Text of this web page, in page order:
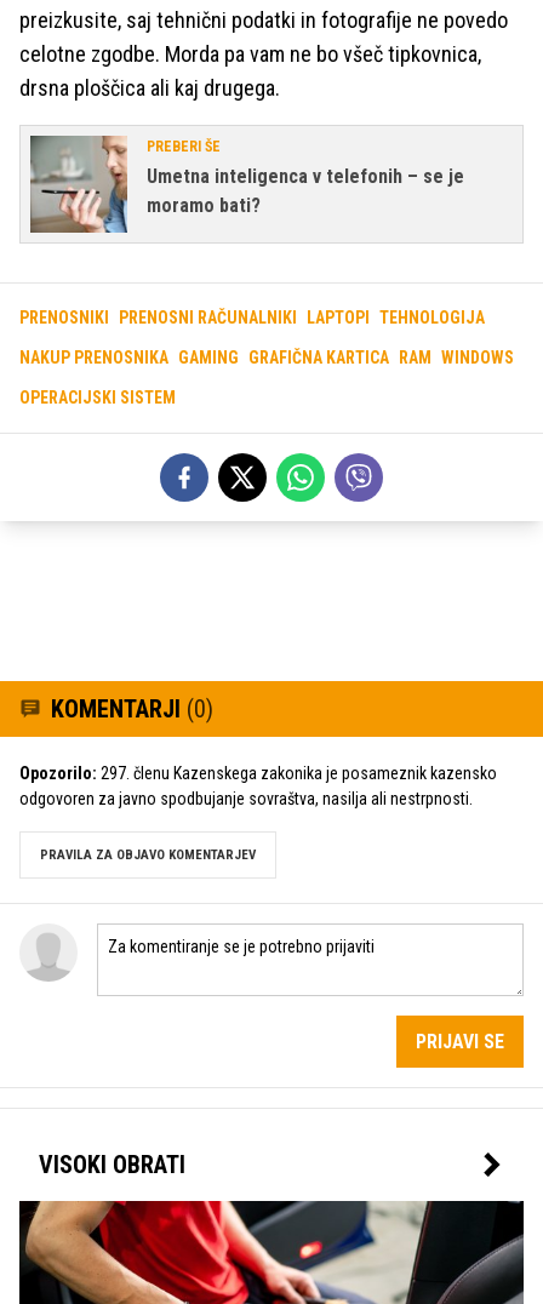
preizkusite, saj tehnični podatki in fotografije ne povedo
celotne zgodbe. Morda pa vam ne bo všeč tipkovnica,
drsna ploščica ali kaj drugega.
PREBERI ŠE
Umetna inteligenca v telefonih – se je
moramo bati?
PRENOSNIKI PRENOSNI RAČUNALNIKI LAPTOPI TEHNOLOGIJA
NAKUP PRENOSNIKA GAMING GRAFIČNA KARTICA RAM WINDOWS
OPERACIJSKI SISTEM
KOMENTARJI (0)
Opozorilo: 297. členu Kazenskega zakonika je posameznik kazensko
odgovoren za javno spodbujanje sovraštva, nasilja ali nestrpnosti.
PRAVILA ZA OBJAVO KOMENTARJEV
PRIJAVI SE
VISOKI OBRATI